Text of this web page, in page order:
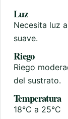
Luz
Necesita luz
suave.
Riego
Riego
del sustrato.
Temperatura
18°C a 25°C